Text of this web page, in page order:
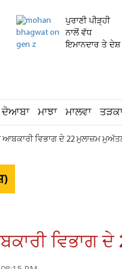
ਪੁਰਾਣੀ ਪੀੜ੍ਹੀ
ਨਾਲੋਂ ਵੱਧ
ਇਮਾਨਦਾਰ ਤੇ ਦੇਸ਼
ਦੋਆਬਾ ਮਾਝਾ ਮਾਲਵਾ
ਆਬਕਾਰੀ ਵਿਭਾਗ ਦੇ 22 ਮੁਲਾਜ਼ਮ
ਵਿਭਾਗ